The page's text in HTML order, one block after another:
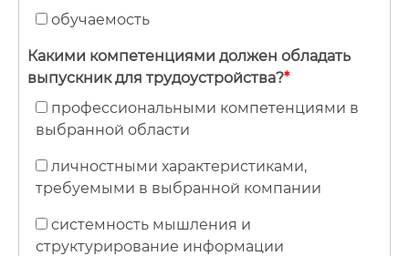
обучаемость
Какими компетенциями должен обладать
выпускник для трудоустройства?*
профессиональными компетенциями в
выбранной области
личностными характеристиками,
требуемыми в выбранной компании
системность мышления и
структурирование информации